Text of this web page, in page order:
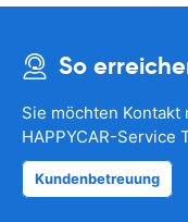
So
Sie möchten Kontakt
HAPPYCAR-Service
Kundenbetreuung